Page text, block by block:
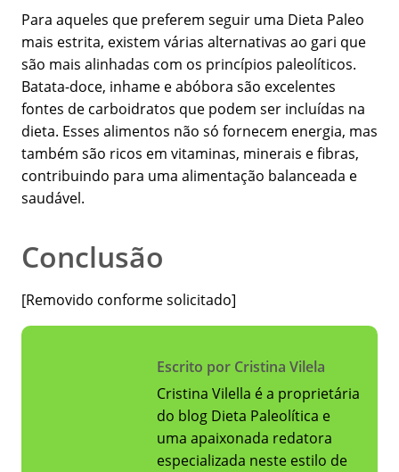
Para aqueles que preferem seguir uma Dieta Paleo
mais estrita, existem várias alternativas ao gari que
são mais alinhadas com os princípios paleolíticos.
Batata-doce, inhame e abóbora são excelentes
fontes de carboidratos que podem ser incluídas na
dieta. Esses alimentos não só fornecem energia, mas
também são ricos em vitaminas, minerais e fibras,
contribuindo para uma alimentação balanceada e
saudável.
Conclusão
[Removido conforme solicitado]
Escrito por Cristina Vilela
Cristina Vilella é a proprietária
do blog Dieta Paleolítica e
uma apaixonada redatora
especializada neste estilo de